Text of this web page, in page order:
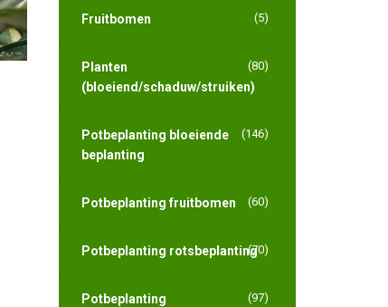
Fruitbomen (5)
Planten
(bloeiend/schaduw/struiken)
(80)
Potbeplanting bloeiende
beplanting
(146)
Potbeplanting fruitbomen (60)
Potbeplanting rotsbeplanting(70)
Potbeplanting
(97)